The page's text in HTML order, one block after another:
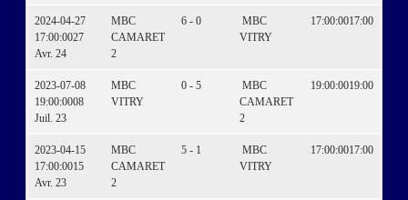
2024-04-27
17:00:0027
Avr. 24
MBC
CAMARET
2
6 - 0
MBC
VITRY
17:00:0017:00
2023-07-08
19:00:0008
Juil. 23
MBC
VITRY
0 - 5
MBC
CAMARET
2
19:00:0019:00
2023-04-15
17:00:0015
Avr. 23
MBC
CAMARET
2
5 - 1
MBC
VITRY
17:00:0017:00